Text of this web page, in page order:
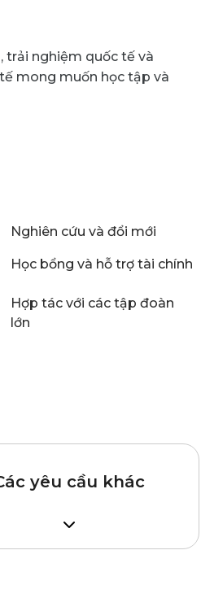
trải nghiệm quốc tế và
mong muốn học tập và
Nghiên cứu và đổi mới
Học bổng và hỗ trợ tài chính
Hợp tác với các tập đoàn
lớn
yêu cầu khác